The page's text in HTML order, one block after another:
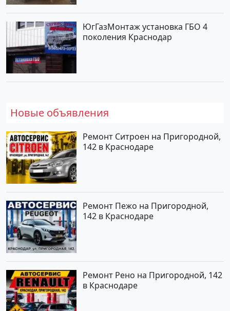
ЮгГазМонтаж установка ГБО 4
поколения Краснодар
Новые объявления
Ремонт Ситроен на Пригородной,
142 в Краснодаре
Ремонт Пежо на Пригородной,
142 в Краснодаре
Ремонт Рено на Пригородной, 142
в Краснодаре